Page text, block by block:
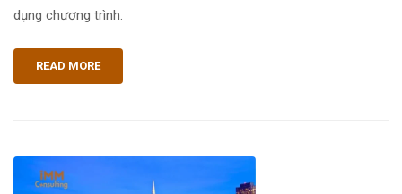
dụng chương trình.
READ MORE